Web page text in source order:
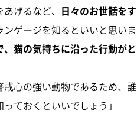
げるなど、 日々のお世話を
ゲージを知るといいと思いま
猫の気持ちに沿った行動がと
戒心の強い動物であるため、
ておくといいでしょう」